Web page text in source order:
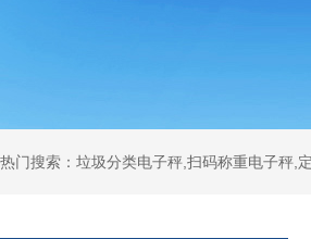
热门搜索：垃圾分类电子秤,扫码称重电子秤,